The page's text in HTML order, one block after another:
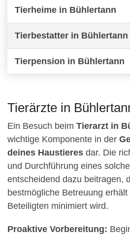
Tierheime in Bühlertann
Tierbestatter in Bühlertann
Tierpension in Bühlertann
Tierärzte in
Ein Besuch beim Tierarzt in
wichtige Komponente in der
deines Haustieres dar. Die
und Durchführung eines
entscheidend dazu beitragen,
bestmögliche Betreuung
Beteiligten minimiert wird.
Proaktive Vorbereitung: